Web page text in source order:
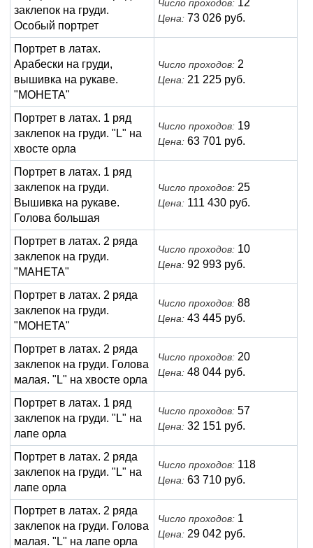
заклепок на груди.
Особый портрет
Число проходов: 12
Цена: 73 026 руб.
Портрет в латах.
Арабески на груди,
вышивка на рукаве.
"МОНЕТА"
Число проходов: 2
Цена: 21 225 руб.
Портрет в латах. 1 ряд
заклепок на груди. "L" на
хвосте орла
Число проходов: 19
Цена: 63 701 руб.
Портрет в латах. 1 ряд
заклепок на груди.
Вышивка на рукаве.
Голова большая
Число проходов: 25
Цена: 111 430 руб.
Портрет в латах. 2 ряда
заклепок на груди.
"МАНЕТА"
Число проходов: 10
Цена: 92 993 руб.
Портрет в латах. 2 ряда
заклепок на груди.
"МОНЕТА"
Число проходов: 88
Цена: 43 445 руб.
Портрет в латах. 2 ряда
заклепок на груди. Голова
малая. "L" на хвосте орла
Число проходов: 20
Цена: 48 044 руб.
Портрет в латах. 1 ряд
заклепок на груди. "L" на
лапе орла
Число проходов: 57
Цена: 32 151 руб.
Портрет в латах. 2 ряда
заклепок на груди. "L" на
лапе орла
Число проходов: 118
Цена: 63 710 руб.
Портрет в латах. 2 ряда
заклепок на груди. Голова
малая. "L" на лапе орла
Число проходов: 1
Цена: 29 042 руб.